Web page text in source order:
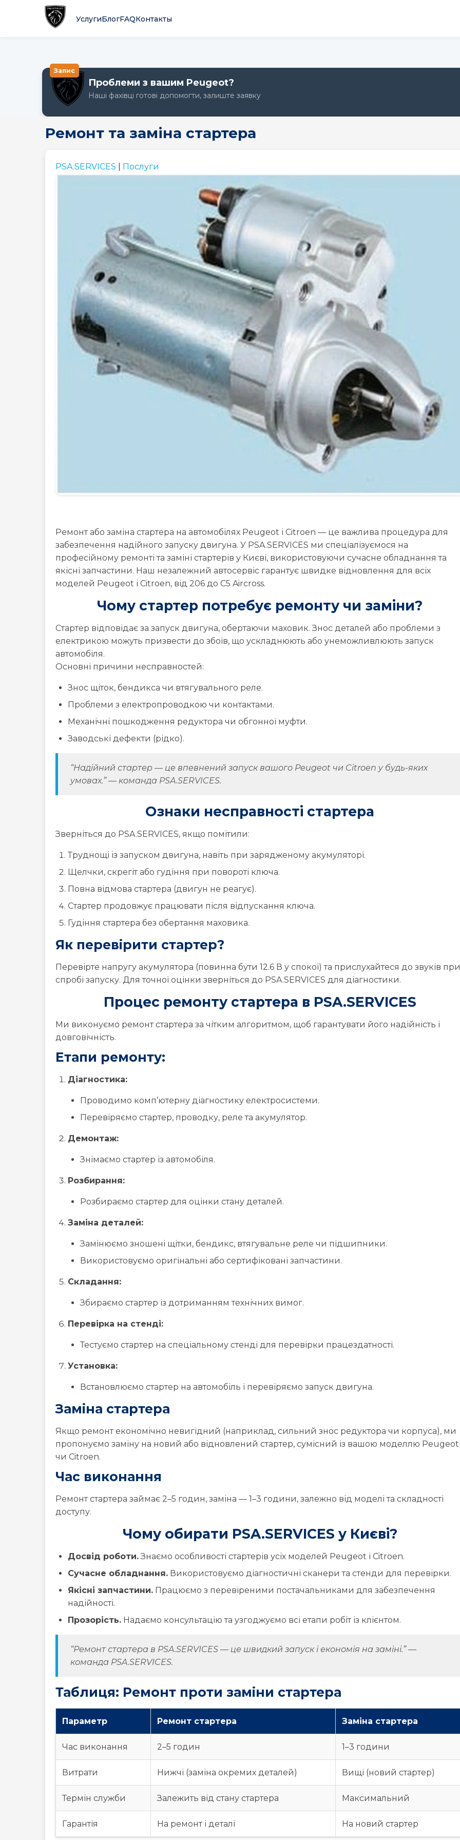
УслугиБлогFAQКонтакты
Проблеми з вашим Peugeot?
Наші фахівці готові допомогти, залиште заявку
Запис
Peugeot
108
Peugeot
2008
Peugeot
4007
Peugeot
4008
Peugeot
Peugeot
408
Peugeot
BOXER
Peugeot
Peugeot
PARTNER
Peugeot
RCZ
Peugeot
RIFTER
Ремонт та заміна стартера
PSA.SERVICES Послуги
Ремонт або заміна стартера на автомобілях Peugeot і Citroen — це важлива процедура для
забезпечення надійного запуску двигуна. У PSA.SERVICES ми спеціалізуємося на
професійному ремонті та заміні стартерів у Києві, використовуючи сучасне обладнання та
якісні запчастини. Наш незалежний автосервіс гарантує швидке відновлення для всіх
моделей Peugeot і Citroen, від 206 до C5 Aircross.
Чому стартер потребує ремонту чи заміни?
Стартер відповідає за запуск двигуна, обертаючи маховик. Знос деталей або проблеми з
електрикою можуть призвести до збоїв, що ускладнюють або унеможливлюють запуск
автомобіля.
Основні причини несправностей:
Знос щіток, бендикса чи втягувального реле.
Проблеми з електропроводкою чи контактами.
Механічні пошкодження редуктора чи обгонної муфти.
Заводські дефекти (рідко).
“Надійний стартер — це впевнений запуск вашого Peugeot чи Citroen у будь-яких
умовах.” — команда PSA.SERVICES.
Ознаки несправності стартера
Зверніться до PSA.SERVICES, якщо помітили:
Труднощі із запуском двигуна, навіть при зарядженому акумуляторі.
Щелчки, скрегіт або гудіння при повороті ключа.
Повна відмова стартера (двигун не реагує).
Стартер продовжує працювати після відпускання ключа.
Гудіння стартера без обертання маховика.
Як перевірити стартер?
Перевірте напругу акумулятора (повинна бути 12.6 В у спокої) та прислухайтеся до звуків при
спробі запуску. Для точної оцінки зверніться до PSA.SERVICES для діагностики.
Процес ремонту стартера в PSA.SERVICES
Ми виконуємо ремонт стартера за чітким алгоритмом, щоб гарантувати його надійність і
довговічність.
Етапи ремонту:
Діагностика:
Проводимо комп’ютерну діагностику електросистеми.
Перевіряємо стартер, проводку, реле та акумулятор.
Демонтаж:
Знімаємо стартер із автомобіля.
Розбирання:
Розбираємо стартер для оцінки стану деталей.
Заміна деталей:
Замінюємо зношені щітки, бендикс, втягувальне реле чи підшипники.
Використовуємо оригінальні або сертифіковані запчастини.
Складання:
Збираємо стартер із дотриманням технічних вимог.
Перевірка на стенді:
Тестуємо стартер на спеціальному стенді для перевірки працездатності.
Установка:
Встановлюємо стартер на автомобіль і перевіряємо запуск двигуна.
Заміна стартера
Якщо ремонт економічно невигідний (наприклад, сильний знос редуктора чи корпуса), ми
пропонуємо заміну на новий або відновлений стартер, сумісний із вашою моделлю Peugeot
чи Citroen.
Час виконання
Ремонт стартера займає 2–5 годин, заміна — 1–3 години, залежно від моделі та складності
доступу.
Чому обирати PSA.SERVICES у Києві?
Досвід роботи.Знаємо особливості стартерів усіх моделей Peugeot і Citroen.
Сучасне обладнання. Використовуємо діагностичні сканери та стенди для перевірки.
Якісні запчастини. Працюємо з перевіреними постачальниками для забезпечення
надійності.
Прозорість. Надаємо консультацію та узгоджуємо всі етапи робіт із клієнтом.
“Ремонт стартера в PSA.SERVICES — це швидкий запуск і економія на заміні.” —
команда PSA.SERVICES.
Таблиця: Ремонт проти заміни стартера
Параметр Ремонт стартера Заміна стартера
Час виконання 2–5 годин 1–3 години
Витрати Нижчі (заміна окремих деталей) Вищі (новий стартер)
Термін служби Залежить від стану стартера Максимальний
Гарантія На ремонт і деталі На новий стартер